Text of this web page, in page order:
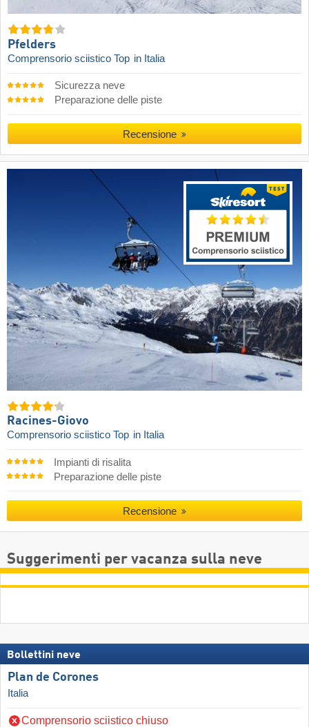
Pfelders
Comprensorio sciistico Top in Italia
Sicurezza neve
Preparazione delle piste
Recensione
Racines-Giovo
Comprensorio sciistico Top in Italia
Impianti di risalita
Preparazione delle piste
Recensione
Suggerimenti per vacanza sulla neve
Bollettini neve
Plan de Corones
Italia
Comprensorio sciistico chiuso